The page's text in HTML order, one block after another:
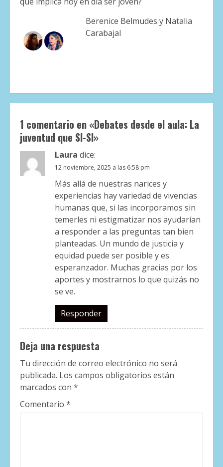
Berenice Belmudes y Natalia
Carabajal
1 comentario en «Debates desde el aula: La
juventud que SI-SI»
Laura dice:
12 noviembre, 2025 a las 6:58 pm
Más allá de nuestras narices y
experiencias hay variedad de vivencias
humanas que, si las incorporamos sin
temerles ni estigmatizar nos ayudarían
a responder a las preguntas tan bien
planteadas. Un mundo de justicia y
equidad puede ser posible y es
esperanzador. Muchas gracias por los
aportes y mostrarnos lo que quizás no
se ve.
Responder
Deja una respuesta
Tu dirección de correo electrónico no será
publicada. Los campos obligatorios están
marcados con *
Comentario *